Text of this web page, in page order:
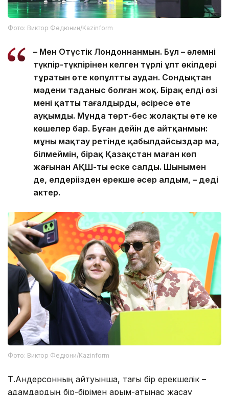
Фото: Виктор Федюнин/Kazinform
– Мен Оңтүстік Лондоннанмын. Бұл – әлемнің
түкпір-түкпірінен келген түрлі ұлт өкілдері
тұратын өте көпұлтты аудан. Сондықтан
мәдени таңданыс болған жоқ. Бірақ елдің өзі
мені қатты таңғалдырды, әсіресе өте
ауқымды. Мұнда төрт-бес жолақты өте кең
көшелер бар. Бұған дейін де айтқанмын:
мұны мақтау ретінде қабылдайсыздар ма,
білмеймін, бірақ Қазақстан маған көп
жағынан АҚШ-ты еске салды. Шынымен
де, елдеріңізден ерекше әсер алдым, – деді
актер.
Фото: Виктор Федюни/Kazinform
Т.Андерсонның айтуынша, тағы бір ерекшелік –
адамдардың бір-бірімен қарым-қатынас жасау